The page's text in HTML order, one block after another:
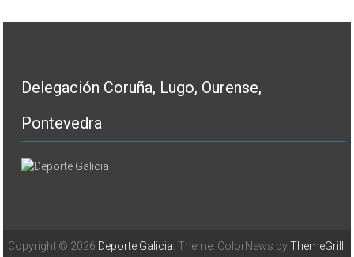
Delegación Coruña, Lugo, Ourense,
Pontevedra
Copyright © 2026 Deporte Galicia . Theme: ColorNews byThemeGrill